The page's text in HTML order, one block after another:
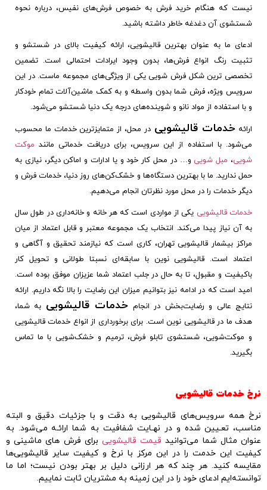
نیست که هنگام خرید فرش به خصوص فرش‌های نفیس، درباره نحوه
شستشوی آن دغدغه خاطر داشته باشید.
ادعای ما به عنوان بهترین قالیشویی، ارائه کیفیت بالای در شستشو و
تثبیت رنگ انواع فرش‌ها، بدون وجود ایرادات احتمالی است. تضمین
تخصصی ‎ترین شکل فرش شویی یکی از ویژگی‌های مجموعه ماست. در این
سرویس ویژه، فرش شما بدون واسطه و به کمک ماشین‌آلات تمام خودکار
و با استفاده از مواد نانو و شوینده‌های درجه یک دنیا شستشو می‌شود.
ارائه خدمات قالیشوییدر محل، از متمایزترین خدمات ما محسوب
می‌شود. با استفاده از این سرویس، برای دریافت خدماتی مانند موکت
شویی، مبل شوییو… در محل کار خود و یا ادارات و اماکن دیگر، نیازی به
حمل ندارید. ما با بهترین دستگاه‌ها و خشک‌کن‌های روز دنیا، خدمات فرش و
دیگر خدمات را در محل مورد نظرتان انجام می‌دهیم.
خدمات قالیشویی یکی از مواردی است که هر خانه و خانه‌داری در طول سال
به آن نیاز پیدا می‌کند. انتخاب یک مجموعه معتبر و قابل اعتماد از میان
مراکز بیشمار قالیشویی تهران، کاری است که نیازمند تحقیق و آگاهی و
اعتماد است. قالیشویی نوین با سابقه‌ای نسبتا طولانی و تحویل کار
باکیفیت و مقبول، تا به حال در جلب اعتماد شما عزیزان موفق بوده است.
امید است که در ادامه نیز بتوانیم میزان این رضایت را بالا نگه داریم. ارائه
نتایج عالی و رضایت‌بخش در انجام خدمات قالیشویی به شما،
هدف ما در قالیشویی نوین است. برای برخورداری از انواع خدمات قالیشویی
و موکت‌شویی، شستشوی تابلو فرش، ترمیم و خشک‌شویی با ما تماس
بگیرید.
نرخ خدمات قالیشویی
نرخ همه سرویس‌های قالیشویی به دقت و با جزئیات دقیق و البته
مناسب، تعـیین شده و در نهـایت شفافیت به شما ارائـه می‌شود. به
عنوان مثال شما می‌توانید قیمت قالیشویی برای فرش های ماشینی و
کیفیت این خدمت را در این مرکز با نرخ و کیفیت سایر قالیشویی‌ها
مقایسه کنید. هر چند که هر ارزانی دلیل بر بهتر بودن نیست؛ اما ما
توانسته‌ایم ادعای خود را در این زمینه به مشتریان ثابت نماییم.